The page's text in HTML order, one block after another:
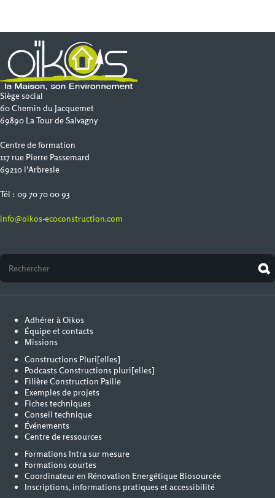
Siège social
60 Chemin du Jacquemet
69890 La Tour de Salvagny
Centre de formation
117 rue Pierre Passemard
69210 l'Arbresle
Tél : 09 70 70 00 93
info@oikos-ecoconstruction.com
Adhérer à Oïkos
Équipe et contacts
Missions
Constructions Pluri[elles]
Podcasts Constructions pluri[elles]
Filière Construction Paille
Exemples de projets
Fiches techniques
Conseil technique
Événements
Centre de ressources
Formations Intra sur mesure
Formations courtes
Coordinateur en Rénovation Energétique Biosourcée
Inscriptions, informations pratiques et accessibilité